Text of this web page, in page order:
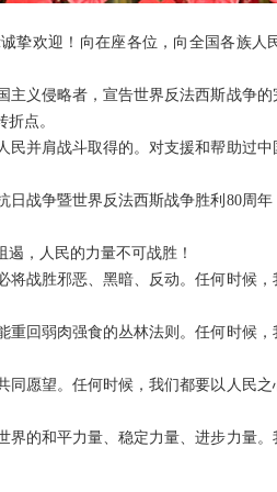
挚欢迎！向在座各位，向全国各族
主义侵略者，宣告世界反法西斯战争
点。
并肩战斗取得的。对支援和帮助过
战争暨世界反法西斯战争胜利80周
，人民的力量不可战胜！
战胜邪恶、黑暗、反动。任何时候
回弱肉强食的丛林法则。任何时候
愿望。任何时候，我们都要以人民
的和平力量、稳定力量、进步力量